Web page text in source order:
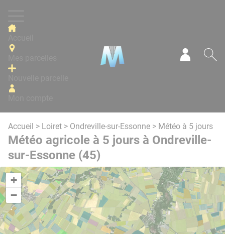
Accueil > Loiret > Ondreville-sur-Essonne > Météo à 5 jours
Météo agricole à 5 jours à Ondreville-
sur-Essonne (45)
+
−